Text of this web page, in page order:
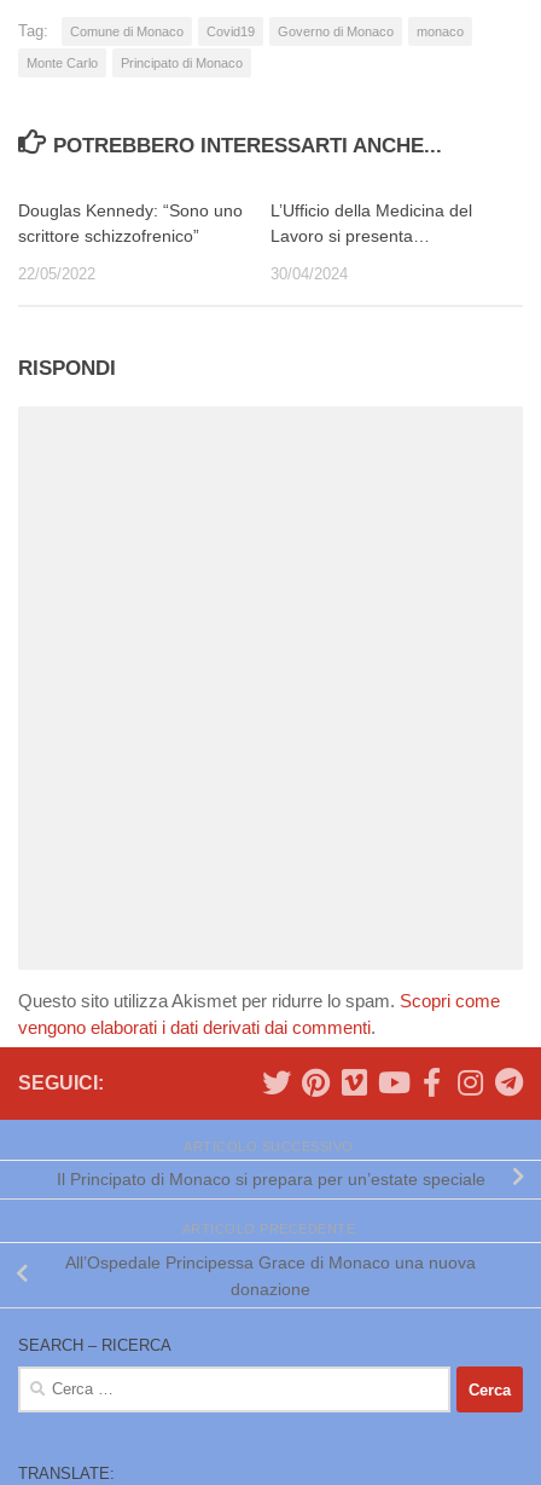
Tag: Comune di Monaco Covid19 Governo di Monaco monaco
Monte Carlo Principato di Monaco
POTREBBERO INTERESSARTI ANCHE...
Douglas Kennedy: “Sono uno
scrittore schizzofrenico”
22/05/2022
L’Ufficio della Medicina del
Lavoro si presenta…
30/04/2024
RISPONDI
Questo sito utilizza Akismet per ridurre lo spam. Scopri come
vengono elaborati i dati derivati dai commenti.
SEGUICI:
ARTICOLO SUCCESSIVO
Il Principato di Monaco si prepara per un’estate speciale
ARTICOLO PRECEDENTE
All’Ospedale Principessa Grace di Monaco una nuova
donazione
SEARCH – RICERCA
Ricerca
per:
TRANSLATE: